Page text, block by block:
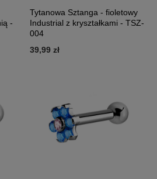
-
Tytanowa Sztanga - fioletowy
Industrial z kryształkami - TSZ-
004
39,99 zł